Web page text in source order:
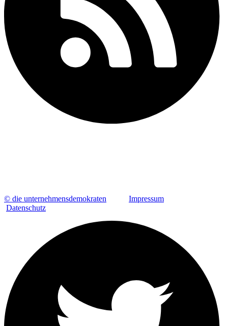
© die unternehmensdemokraten
Impressum
Datenschutz